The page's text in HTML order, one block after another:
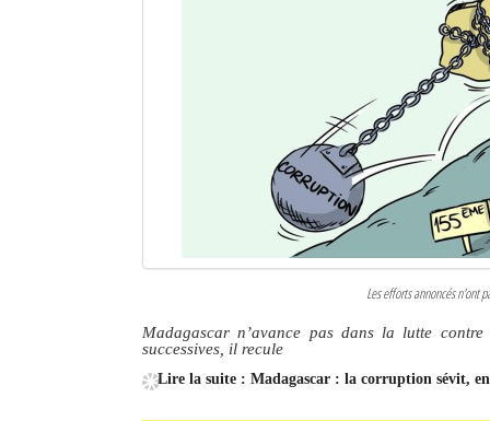
Les efforts annoncés n'ont
Madagascar n’avance pas dans la lutte
successives, il recule
Lire la suite : Madagascar : la corruption sévit,